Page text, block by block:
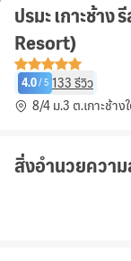
ปรมะ เกาะช้าง
Resort)
4.0/5 133รีวิว
8/4 ม.3 ต.เกาะช้าง
สิ่งอำนวยควา